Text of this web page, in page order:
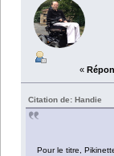
«
Citation de: Handie
Pour le titre,